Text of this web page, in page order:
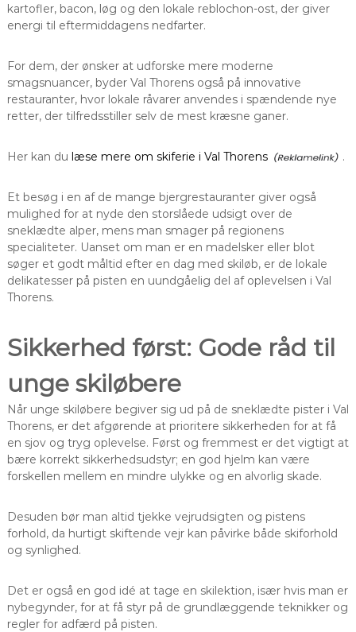
kartofler, bacon, løg og den lokale reblochon-ost, der giver
energi til eftermiddagens nedfarter.
For dem, der ønsker at udforske mere moderne
smagsnuancer, byder Val Thorens også på innovative
restauranter, hvor lokale råvarer anvendes i spændende nye
retter, der tilfredsstiller selv de mest kræsne ganer.
Her kan du læse mere om skiferie i Val Thorens .
Et besøg i en af de mange bjergrestauranter giver også
mulighed for at nyde den storslåede udsigt over de
sneklædte alper, mens man smager på regionens
specialiteter. Uanset om man er en madelsker eller blot
søger et godt måltid efter en dag med skiløb, er de lokale
delikatesser på pisten en uundgåelig del af oplevelsen i Val
Thorens.
Sikkerhed først: Gode råd til
unge skiløbere
Når unge skiløbere begiver sig ud på de sneklædte pister i Val
Thorens, er det afgørende at prioritere sikkerheden for at få
en sjov og tryg oplevelse. Først og fremmest er det vigtigt at
bære korrekt sikkerhedsudstyr; en god hjelm kan være
forskellen mellem en mindre ulykke og en alvorlig skade.
Desuden bør man altid tjekke vejrudsigten og pistens
forhold, da hurtigt skiftende vejr kan påvirke både skiforhold
og synlighed.
Det er også en god idé at tage en skilektion, især hvis man er
nybegynder, for at få styr på de grundlæggende teknikker og
regler for adfærd på pisten.